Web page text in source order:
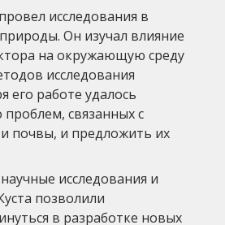
исследования в
Он изучал влияние
на окружающую среду
исследования
его работе удалось
связанных с
почвы, и предложить их
исследования и
позволили
в разработке новых